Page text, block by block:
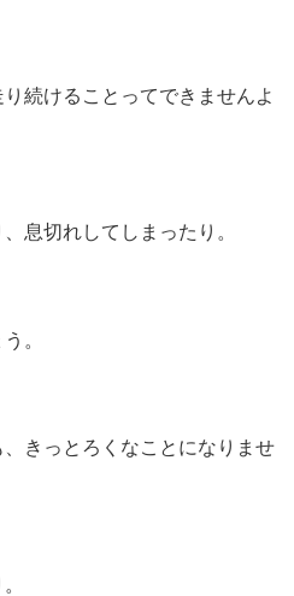
続けることってできませんよ
息切れしてしまったり。
。
きっとろくなことになりませ